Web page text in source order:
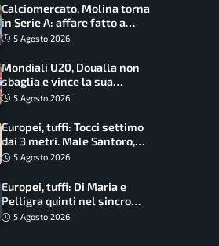
Calciomercato, Molina torna
in Serie A: affare fatto a
cifre sorprendenti
5 Agosto 2026
Mondiali U20, Doualla non
sbaglia e vince la sua
batteria sui 100 metri:
5 Agosto 2026
Europei, tuffi: Tocci settimo
dai 3 metri. Male Santoro,
Wesemann si prende l’oro
5 Agosto 2026
Europei, tuffi: Di Maria e
Pelligra quinti nel sincro
misto. Oro all’Ucraina
5 Agosto 2026